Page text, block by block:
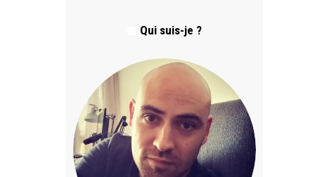
Qui suis-je ?